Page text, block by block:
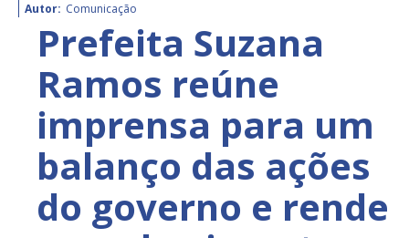
Autor: Comunicação
Prefeita Suzana
Ramos reúne
imprensa para um
balanço das ações
do governo e rende